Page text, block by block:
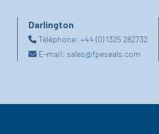
Darlington
Téléphone:+44 (0) 1325 282732
E-mail: sales@fpeseals.com